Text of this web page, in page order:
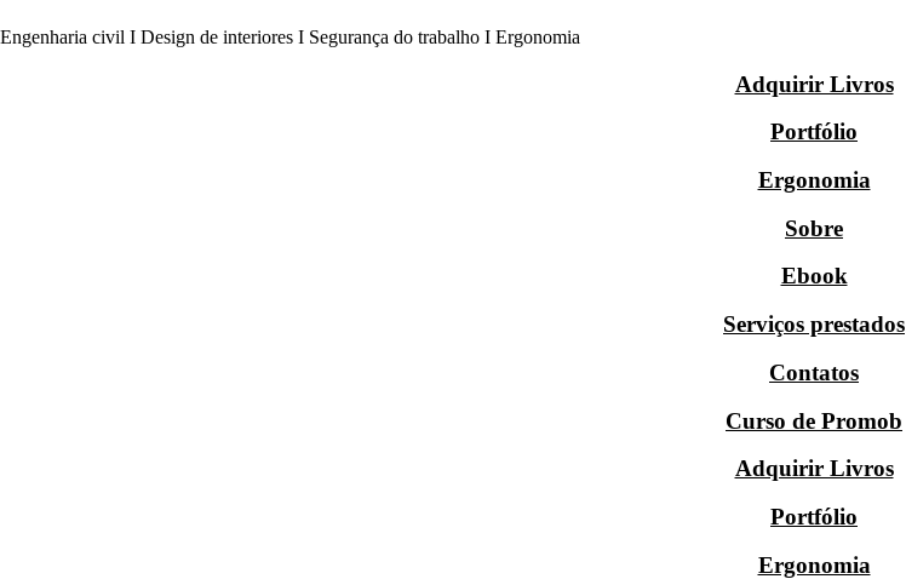
Engenharia civil I Design de interiores I Segurança do trabalho I Ergonomia
Adquirir Livros
Portfólio
Ergonomia
Sobre
Ebook
Serviços prestados
Contatos
Curso de Promob
Adquirir Livros
Portfólio
Ergonomia